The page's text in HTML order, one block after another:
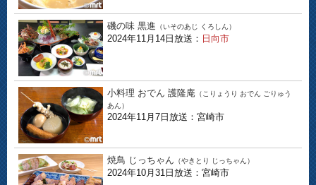
磯の味 黒進 （いそのあじ くろしん）
2024年11月14日放送： 日向市
小料理 おでん 護隆庵 （こりょうり おでん ごりゅう
あん）
2024年11月7日放送：宮崎市
焼鳥 じっちゃん （やきとり じっちゃん）
2024年10月31日放送：宮崎市